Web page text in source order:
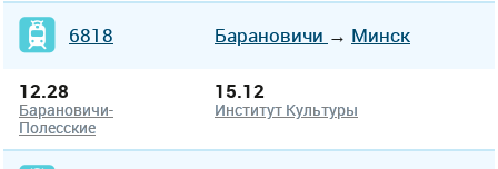
6818 Барановичи → Минск
12.28
Барановичи-
Полесские
15.12
Институт Культуры